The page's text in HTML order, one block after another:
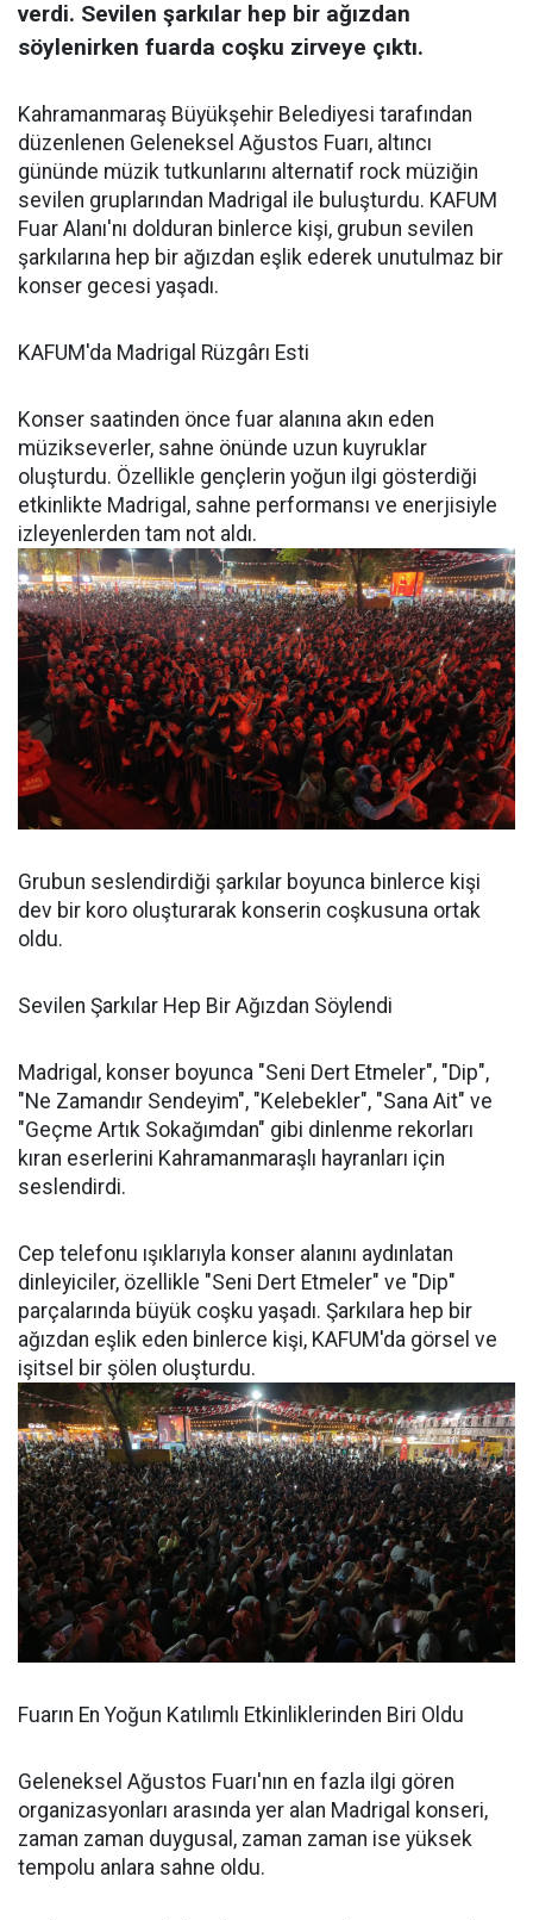
verdi. Sevilen şarkılar hep bir ağızdan
söylenirken fuarda coşku zirveye çıktı.
Kahramanmaraş Büyükşehir Belediyesi tarafından
düzenlenen Geleneksel Ağustos Fuarı, altıncı
gününde müzik tutkunlarını alternatif rock müziğin
sevilen gruplarından Madrigal ile buluşturdu. KAFUM
Fuar Alanı'nı dolduran binlerce kişi, grubun sevilen
şarkılarına hep bir ağızdan eşlik ederek unutulmaz bir
konser gecesi yaşadı.
KAFUM'da Madrigal Rüzgârı Esti
Konser saatinden önce fuar alanına akın eden
müzikseverler, sahne önünde uzun kuyruklar
oluşturdu. Özellikle gençlerin yoğun ilgi gösterdiği
etkinlikte Madrigal, sahne performansı ve enerjisiyle
izleyenlerden tam not aldı.
Grubun seslendirdiği şarkılar boyunca binlerce kişi
dev bir koro oluşturarak konserin coşkusuna ortak
oldu.
Sevilen Şarkılar Hep Bir Ağızdan Söylendi
Madrigal, konser boyunca "Seni Dert Etmeler", "Dip",
"Ne Zamandır Sendeyim", "Kelebekler", "Sana Ait" ve
"Geçme Artık Sokağımdan" gibi dinlenme rekorları
kıran eserlerini Kahramanmaraşlı hayranları için
seslendirdi.
Cep telefonu ışıklarıyla konser alanını aydınlatan
dinleyiciler, özellikle "Seni Dert Etmeler" ve "Dip"
parçalarında büyük coşku yaşadı. Şarkılara hep bir
ağızdan eşlik eden binlerce kişi, KAFUM'da görsel ve
işitsel bir şölen oluşturdu.
Fuarın En Yoğun Katılımlı Etkinliklerinden Biri Oldu
Geleneksel Ağustos Fuarı'nın en fazla ilgi gören
organizasyonları arasında yer alan Madrigal konseri,
zaman zaman duygusal, zaman zaman ise yüksek
tempolu anlara sahne oldu.